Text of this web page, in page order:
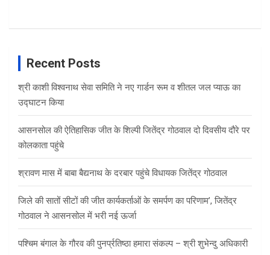
Recent Posts
श्री काशी विश्वनाथ सेवा समिति ने नए गार्डन रूम व शीतल जल प्याऊ का
उद्घाटन किया
आसनसोल की ऐतिहासिक जीत के शिल्पी जितेंद्र गोठवाल दो दिवसीय दौरे पर
कोलकाता पहुंचे
श्रावण मास में बाबा बैद्यनाथ के दरबार पहुंचे विधायक जितेंद्र गोठवाल
जिले की सातों सीटों की जीत कार्यकर्ताओं के समर्पण का परिणाम’, जितेंद्र
गोठवाल ने आसनसोल में भरी नई ऊर्जा
पश्चिम बंगाल के गौरव की पुनर्प्रतिष्ठा हमारा संकल्प – श्री शुभेन्दु अधिकारी